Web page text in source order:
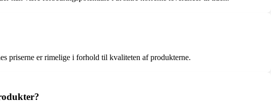
priserne er rimelige i forhold til kvaliteten af produkterne.